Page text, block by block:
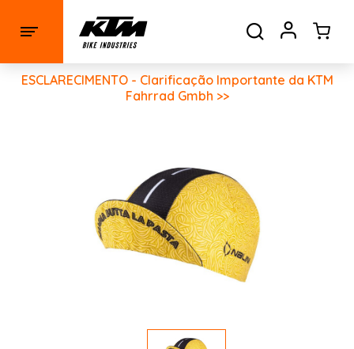
ESCLARECIMENTO - Clarificação Importante da KTM
Fahrrad Gmbh >>